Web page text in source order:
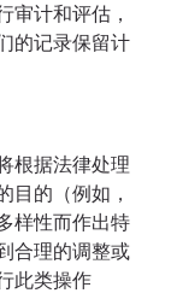
审计和评估，
的记录保留计
根据法律处理
的（例如，
样性而作出特
合理的调整或
此类操作